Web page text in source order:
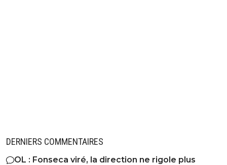
DERNIERS COMMENTAIRES
OL : Fonseca viré, la direction ne rigole plus